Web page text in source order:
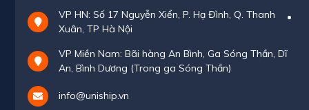
VP HN: Số 17 Nguyễn Xiển, P. Hạ Đình, Q. Thanh
Xuân, TP Hà Nội
VP Miền Nam: Bãi hàng An Bình, Ga Sóng Thần, Dĩ
An, Bình Dương (Trong ga Sóng Thần)
info@uniship.vn